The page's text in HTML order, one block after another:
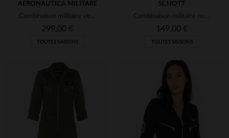
AERONAUTICA MILITARE
Combinaison militaire verte avec logo blanc
299,00 €
TOUTES SAISONS
SCHOTT
Combinaison militaire noire femme
149,00 €
TOUTES SAISONS